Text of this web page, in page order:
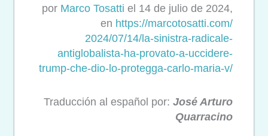
por Marco Tosatti el 14 de julio de 2024,
en https://marcotosatti.com/
2024/07/14/la-sinistra-radicale-
antiglobalista-ha-provato-a-uccidere-
trump-che-dio-lo-protegga-carlo-maria-v/
Traducción al español por: José Arturo
Quarracino